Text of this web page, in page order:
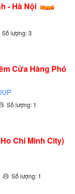
- Hà Nội
Số lượng: 3
Cửa Hàng Phó
Số lượng: 1
Chi Minh City)
Số lượng: 1